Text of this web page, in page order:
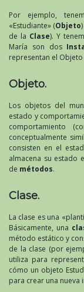
Por ejemplo,
«Estudiante» (Objeto
de la Clase). Y
María son dos
representan el
Objeto.
Los objetos del
estado y
comportamiento
conceptualmente
consisten en el
almacena su estado
de métodos.
Clase.
La clase es una
Básicamente, una
método estático y
de la clase (por
utiliza para
cómo un objeto
para crear una nueva